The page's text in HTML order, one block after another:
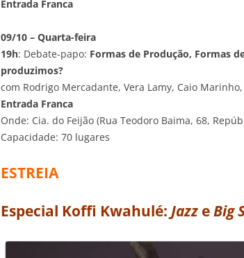
Entrada Franca
09/10 – Quarta-feira
19h: Debate-papo: Formas de Produção, Formas
produzimos?
com Rodrigo Mercadante, Vera Lamy, Caio
Entrada Franca
Onde: Cia. do Feijão (Rua Teodoro Baima, 68,
Capacidade: 70 lugares
ESTREIA
Especial Koffi Kwahulé: Jazz eBig